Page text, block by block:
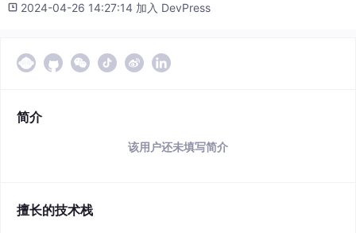
2024-04-26 14:27:14 加入 DevPress
简介
该用户还未填写简介
擅长的技术栈